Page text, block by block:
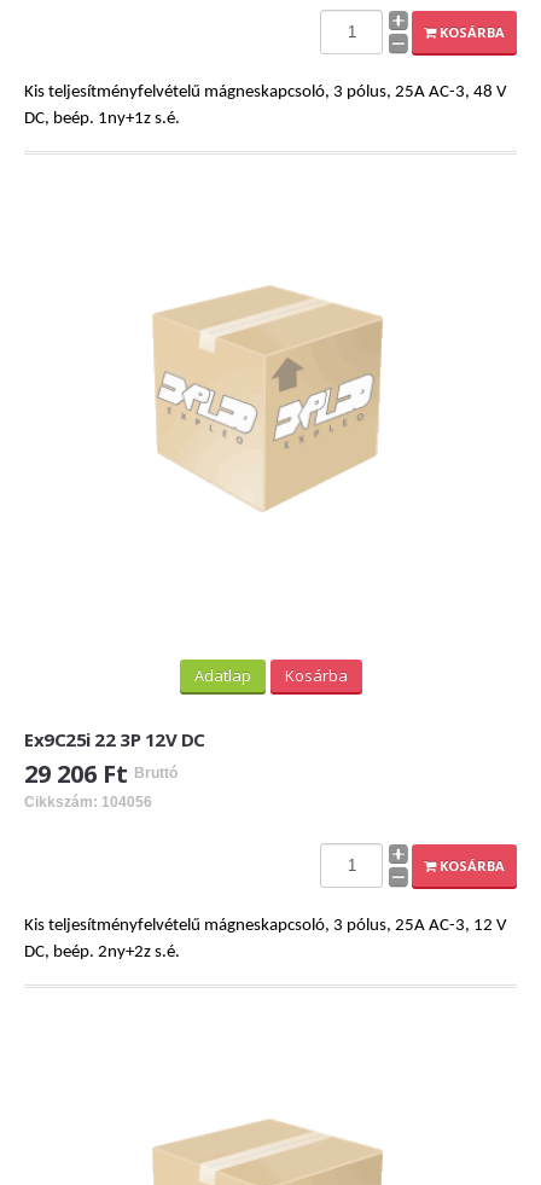
KOSÁRBA
Kis teljesítményfelvételű mágneskapcsoló, 3 pólus, 25A AC-3, 48 V
DC, beép. 1ny+1z s.é.
Adatlap Kosárba
Ex9C25i 22 3P 12V DC
29 206 Ft Bruttó
Cikkszám: 104056
KOSÁRBA
Kis teljesítményfelvételű mágneskapcsoló, 3 pólus, 25A AC-3, 12 V
DC, beép. 2ny+2z s.é.